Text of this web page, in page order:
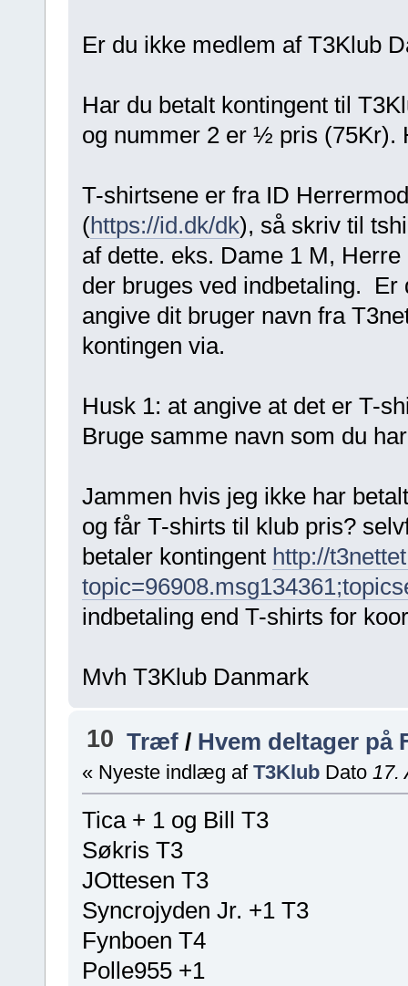
Er du ikke medlem af T3Klub
Har du betalt kontingent til
og nummer 2 er ½ pris (75Kr).
T-shirtsene er fra ID
(https://id.dk/dk), så skriv til
af dette. eks. Dame 1 M,
der bruges ved indbetaling. Er
angive dit bruger navn fra
kontingen via.
Husk 1: at angive at det er T-
Bruge samme navn som du
Jammen hvis jeg ikke har
og får T-shirts til klub pris?
betaler kontingent http://
indbetaling end T-shirts for
Mvh T3Klub Danmark
10 Træf / Hvem deltager på
« Nyeste indlæg af T3Klub Dato17.
Tica + 1 og Bill T3
Søkris T3
JOttesen T3
Syncrojyden Jr. +1 T3
Fynboen T4
Polle955 +1